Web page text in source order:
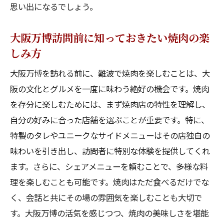
観光途中でアクセスしやすい焼肉店
立ち寄り必須！難波の焼肉名所
大阪の旅を焼肉で締めくくる
観光客も満足！難波で味わう焼肉と街歩きガイ
ド
観光客におすすめの焼肉店
観光とグルメを同時に楽しむプラン
旅行者向けの焼肉店選びのポイント
難波で焼肉と共に楽しむ観光地
観光客も納得の絶品焼肉
観光と食事で大阪を満喫する方法
思い出になるでしょう。
大阪万博訪問前に知っておきたい焼肉の楽
しみ方
大阪万博を訪れる前に、難波で焼肉を楽しむことは、大
阪の文化とグルメを一度に味わう絶好の機会です。焼肉
を存分に楽しむためには、まず焼肉店の特性を理解し、
自分の好みに合った店舗を選ぶことが重要です。特に、
特製のタレやユニークなサイドメニューはその店独自の
味わいを引き出し、訪問者に特別な体験を提供してくれ
ます。さらに、シェアメニューを頼むことで、多様な料
理を楽しむことも可能です。焼肉はただ食べるだけでな
く、会話と共にその場の雰囲気を楽しむことも大切で
す。大阪万博の活気を感じつつ、焼肉の美味しさを堪能